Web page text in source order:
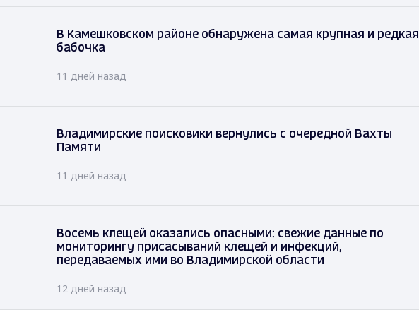
В Камешковском районе обнаружена самая крупная и редкая
бабочка
11 дней назад
Владимирские поисковики вернулись с очередной Вахты
Памяти
11 дней назад
Восемь клещей оказались опасными: свежие данные по
мониторингу присасываний клещей и инфекций,
передаваемых ими во Владимирской области
12 дней назад